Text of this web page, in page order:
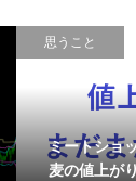
思うこと
ミートショ
麦の値上が